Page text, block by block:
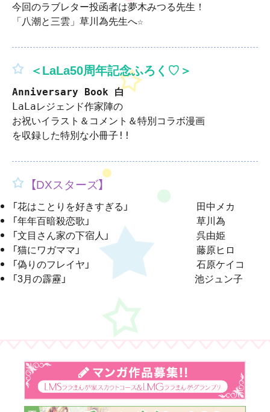
今回のラブレター投函者は夢木みつる先生！
＜LaLa50周年記念ふろく♡＞
LaLaレジェンド作家陣の
お祝いイラスト＆コメント＆特別コラボ漫画
を収録した特別な小冊子!!
【DXスターズ】
「花はことりを好きすぎる」 田中メカ
「年年百暗殺恋歌」 草川為
「文目さん家の下宿人」 呉由姫
「猫にワガママ」 藤原ヒロ
「偽りのフレイヤ」 石原ケイコ
「3月の霹靂」 池ジュン子